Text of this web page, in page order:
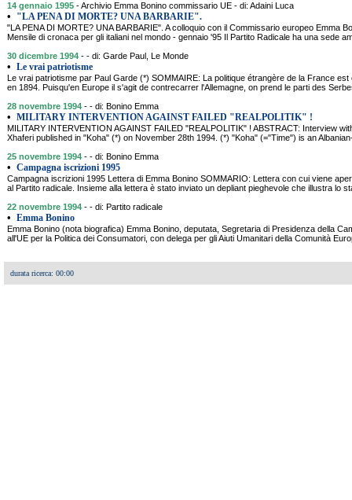
14 gennaio 1995 - Archivio Emma Bonino commissario UE - di: Adaini Luca
• "LA PENA DI MORTE? UNA BARBARIE".
"LA PENA DI MORTE? UNA BARBARIE". A colloquio con il Commissario europeo Emma
Mensile di cronaca per gli italiani nel mondo - gennaio '95 Il Partito Radicale ha una sede
30 dicembre 1994 - - di: Garde Paul, Le Monde
• Le vrai patriotisme
Le vrai patriotisme par Paul Garde (*) SOMMAIRE: La politique étrangère de la France
en 1894. Puisqu'en Europe il s'agit de contrecarrer l'Allemagne, on prend le parti des
28 novembre 1994 - - di: Bonino Emma
• MILITARY INTERVENTION AGAINST FAILED "REALPOLITIK" !
MILITARY INTERVENTION AGAINST FAILED "REALPOLITIK" ! ABSTRACT: Interview
Xhaferi published in "Koha" (*) on November 28th 1994. (*) "Koha" (="Time") is an
25 novembre 1994 - - di: Bonino Emma
• Campagna iscrizioni 1995
Campagna iscrizioni 1995 Lettera di Emma Bonino SOMMARIO: Lettera con cui viene
al Partito radicale. Insieme alla lettera è stato inviato un depliant pieghevole che illustra lo
22 novembre 1994 - - di: Partito radicale
• Emma Bonino
Emma Bonino (nota biografica) Emma Bonino, deputata, Segretaria di Presidenza della
all'UE per la Politica dei Consumatori, con delega per gli Aiuti Umanitari della Comunità
durata ricerca: 00:00